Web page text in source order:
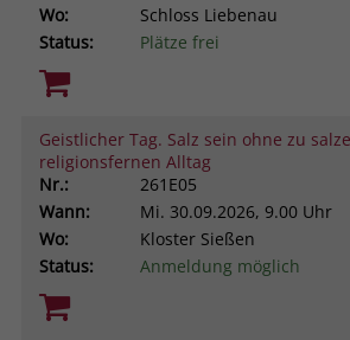
Wo:
Schloss Liebenau
Status:
Plätze frei
Geistlicher Tag. Salz sein ohne zu
religionsfernen Alltag
Nr.:
261E05
Wann:
Mi. 30.09.2026, 9.00 Uhr
Wo:
Kloster Sießen
Status:
Anmeldung möglich